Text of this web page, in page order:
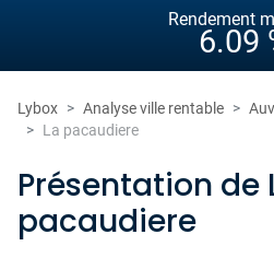
Rendement
6.09
Lybox Analyse ville rentable
La pacaudiere
Présentation de
pacaudiere